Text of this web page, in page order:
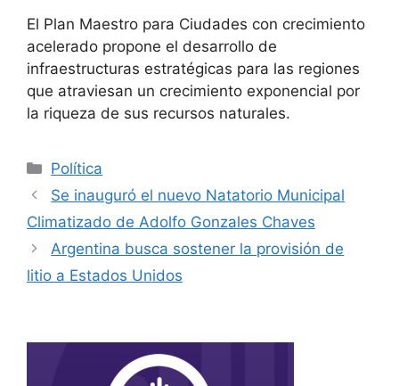
El Plan Maestro para Ciudades con crecimiento
acelerado propone el desarrollo de
infraestructuras estratégicas para las regiones
que atraviesan un crecimiento exponencial por
la riqueza de sus recursos naturales.
Política
Se inauguró el nuevo Natatorio Municipal
Climatizado de Adolfo Gonzales Chaves
Argentina busca sostener la provisión de
litio a Estados Unidos